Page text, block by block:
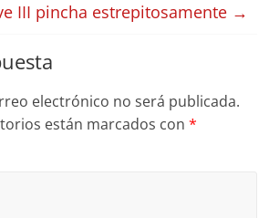
III pincha estrepitosamente →
electrónico no será publicada.
están marcados con*